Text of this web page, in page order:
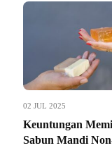
02 JUL 2025
Keuntungan
Sabun Mandi